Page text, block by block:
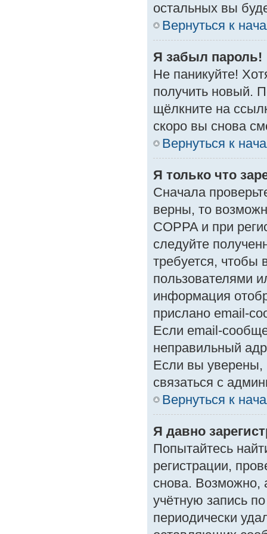
остальных вы
Вернуться к
Я забыл пароль!
Не паникуйте!
получить новый.
щёлкните на
скоро вы снова
Вернуться к
Я только что
Сначала
верны, то
COPPA и при
следуйте
требуется, чтобы
пользователями
информация
прислано email-
Если email-
неправильный
Если вы уверены,
связаться с
Вернуться к
Я давно
Попытайтесь
регистрации,
снова. Возможно,
учётную запись
периодически